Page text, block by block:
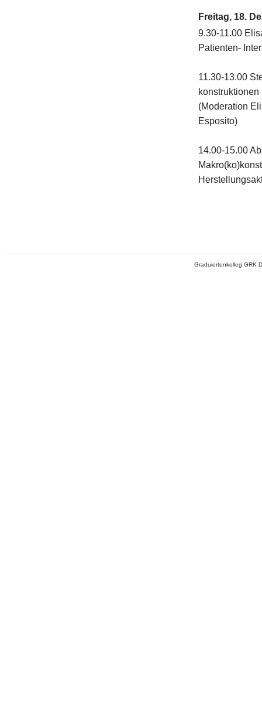
Freitag, 18.
9.30-11.00
Patienten-
11.30-13.00
(Moderation
Esposito)
14.00-15.00
Graduiertenkolleg GRK